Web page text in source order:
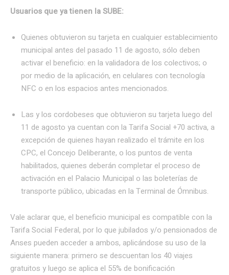
Usuarios que ya tienen la SUBE:
Quienes obtuvieron su tarjeta en cualquier establecimiento
municipal antes del pasado 11 de agosto, sólo deben
activar el beneficio: en la validadora de los colectivos; o
por medio de la aplicación, en celulares con tecnología
NFC o en los espacios antes mencionados.
Las y los cordobeses que obtuvieron su tarjeta luego del
11 de agosto ya cuentan con la Tarifa Social +70 activa, a
excepción de quienes hayan realizado el trámite en los
CPC, el Concejo Deliberante, o los puntos de venta
habilitados, quienes deberán completar el proceso de
activación en el Palacio Municipal o las boleterías de
transporte público, ubicadas en la Terminal de Ómnibus.
Vale aclarar que, el beneficio municipal es compatible con la
Tarifa Social Federal, por lo que jubilados y/o pensionados de
Anses pueden acceder a ambos, aplicándose su uso de la
siguiente manera: primero se descuentan los 40 viajes
gratuitos y luego se aplica el 55% de bonificación